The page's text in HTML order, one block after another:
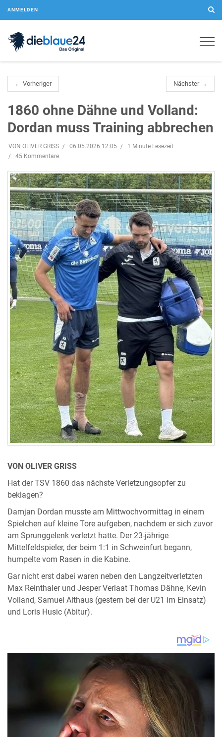
ANMELDEN
← Vorheriger Nächster →
1860 ohne Dähne und Volland:
Dordan muss Training abbrechen
VON OLIVER GRISS 06.05.2026 12:05
1 Minute Lesezeit
45 Kommentare
VON OLIVER GRISS
Hat der TSV 1860 das nächste Verletzungsopfer zu
beklagen?
Damjan Dordan musste am Mittwochvormittag in einem
Spielchen auf kleine Tore aufgeben, nachdem er sich zuvor
am Sprunggelenk verletzt hatte. Der 23-jährige
Mittelfeldspieler, der beim 1:1 in Schweinfurt begann,
humpelte vom Rasen in die Kabine.
Gar nicht erst dabei waren neben den Langzeitverletzten
Max Reinthaler und Jesper Verlaat Thomas Dähne, Kevin
Volland, Samuel Althaus (gestern bei der U21 im Einsatz)
und Loris Husic (Abitur).